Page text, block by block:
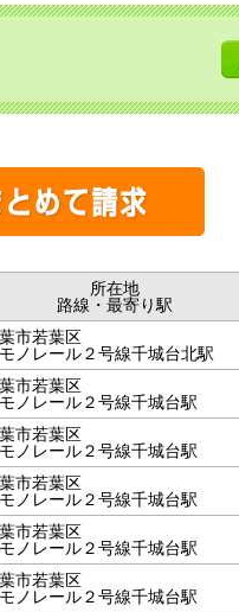
所在地
路線・最寄り駅
市若葉区
ノレール２号線千城台北駅
市若葉区
ノレール２号線千城台駅
市若葉区
ノレール２号線千城台駅
市若葉区
ノレール２号線千城台駅
市若葉区
ノレール２号線千城台駅
市若葉区
ノレール２号線千城台駅